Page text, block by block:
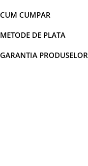
CUM CUMPAR
METODE DE PLATA
GARANTIA PRODUSELOR